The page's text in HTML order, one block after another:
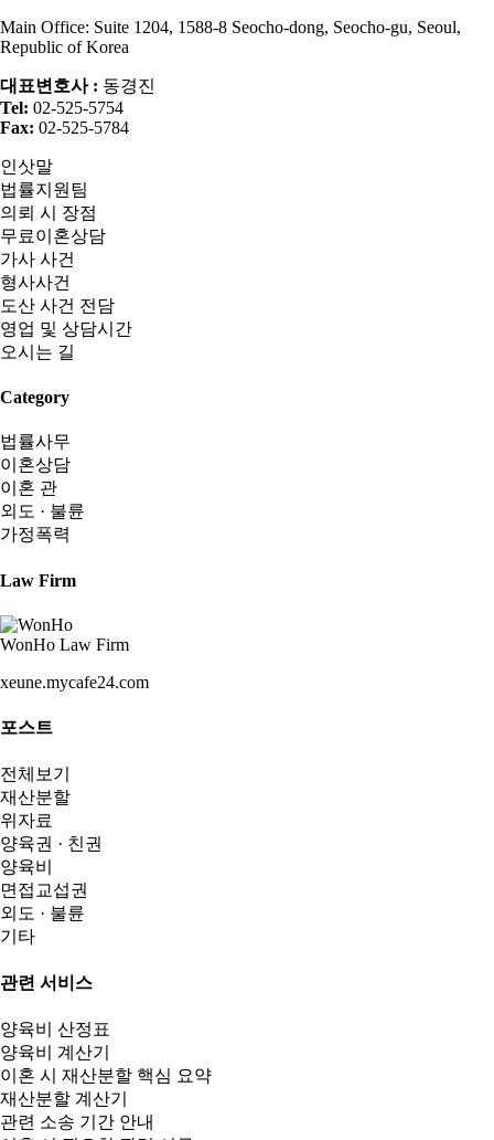
Main Office: Suite 1204, 1588-8 Seocho-dong, Seocho-gu, Seoul,
Republic of Korea
대표변호사 : 동경진
Tel: 02-525-5754
Fax: 02-525-5784
인삿말
법률지원팀
의뢰 시 장점
무료이혼상담
가사 사건
형사사건
도산 사건 전담
영업 및 상담시간
오시는 길
Category
법률사무
이혼상담
이혼 관
외도 · 불륜
가정폭력
Law Firm
WonHo Law Firm
xeune.mycafe24.com
포스트
전체보기
재산분할
위자료
양육권 · 친권
양육비
면접교섭권
외도 · 불륜
기타
관련 서비스
양육비 산정표
양육비 계산기
이혼 시 재산분할 핵심 요약
재산분할 계산기
관련 소송 기간 안내